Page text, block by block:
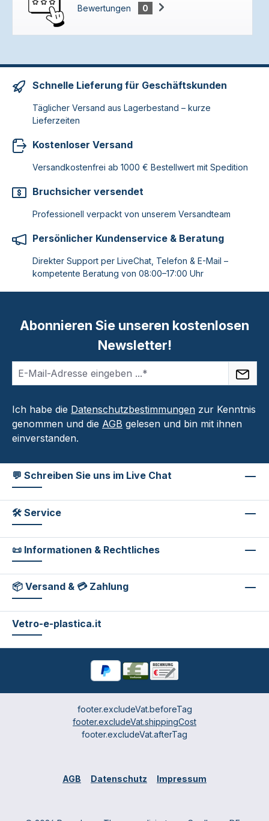
Bewertungen 0
Schnelle Lieferung für Geschäftskunden
Täglicher Versand aus Lagerbestand – kurze
Lieferzeiten
Kostenloser Versand
Versandkostenfrei ab 1000 € Bestellwert mit Spedition
Bruchsicher versendet
Professionell verpackt von unserem Versandteam
Persönlicher Kundenservice & Beratung
Direkter Support per LiveChat, Telefon & E-Mail –
kompetente Beratung von 08:00–17:00 Uhr
Abonnieren Sie unseren kostenlosen
Newsletter!
Ich habe die Datenschutzbestimmungen zur Kenntnis
genommen und die AGB gelesen und bin mit ihnen
einverstanden.
💬 Schreiben Sie uns im Live Chat
🛠 Service
📜 Informationen & Rechtliches
📦 Versand & 💳 Zahlung
Vetro-e-plastica.it
footer.excludeVat.beforeTag
footer.excludeVat.shippingCost
footer.excludeVat.afterTag
AGB Datenschutz Impressum